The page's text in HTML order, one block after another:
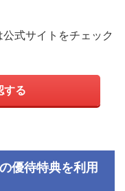
式サイトをチェック
する
の優待特典を利用